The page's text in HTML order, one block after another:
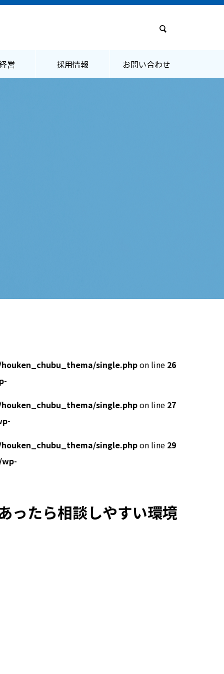
営 採用情報 お問い合わせ
single.phpon line 26
single.phpon line 27
single.phpon line 29
ったら相談しやすい環境